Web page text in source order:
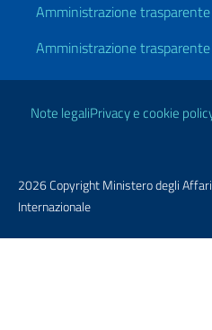
Amministrazione
Amministrazione
Link Utili
Note legaliPrivacy e cookie
2026 Copyright Ministero degli
Internazionale